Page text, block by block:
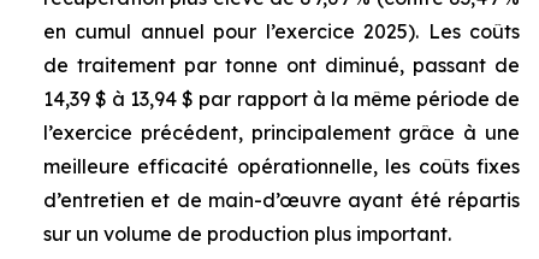
en cumul annuel pour l’exercice 2025). Les coûts
de traitement par tonne ont diminué, passant de
14,39 $ à 13,94 $ par rapport à la même période de
l’exercice précédent, principalement grâce à une
meilleure efficacité opérationnelle, les coûts fixes
d’entretien et de main-d’œuvre ayant été répartis
sur un volume de production plus important.